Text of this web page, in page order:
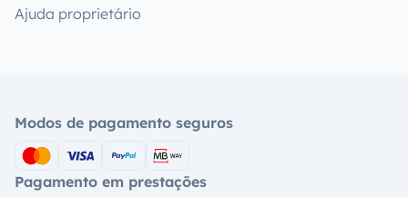
Ajuda proprietário
Modos de pagamento seguros
Pagamento em prestações